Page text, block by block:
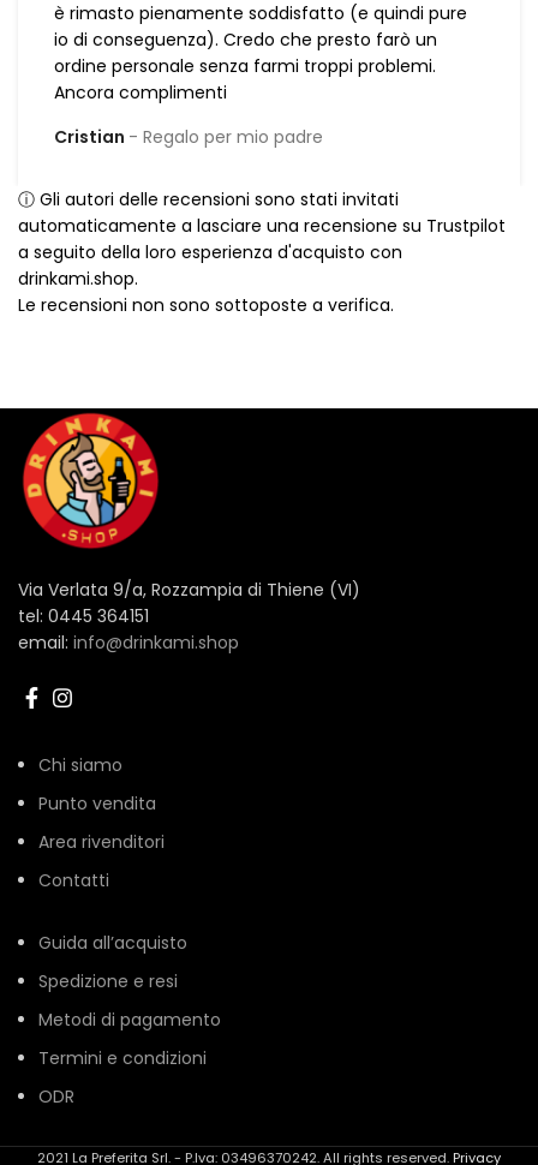
è rimasto pienamente soddisfatto (e quindi pure
io di conseguenza). Credo che presto farò un
ordine personale senza farmi troppi problemi.
Ancora complimenti
Cristian
Regalo per mio padre
ⓘ Gli autori delle recensioni sono stati invitati
automaticamente a lasciare una recensione su Trustpilot
a seguito della loro esperienza d'acquisto con
drinkami.shop.
Le recensioni non sono sottoposte a verifica.
Via Verlata 9/a, Rozzampia di Thiene (VI)
tel: 0445 364151
email: info@drinkami.shop
Chi siamo
Punto vendita
Area rivenditori
Contatti
Guida all’acquisto
Spedizione e resi
Metodi di pagamento
Termini e condizioni
ODR
2021 La Preferita Srl. - P.Iva: 03496370242. All rights reserved.Privacy